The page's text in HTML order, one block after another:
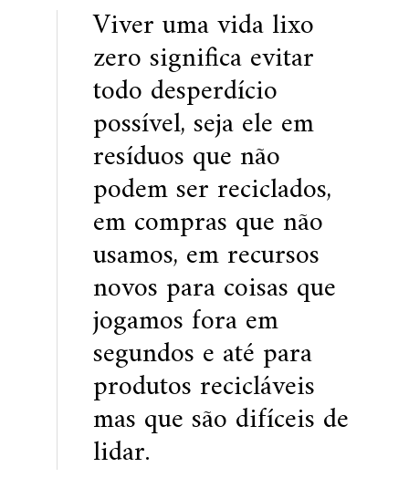
Viver uma vida lixo
zero significa evitar
todo desperdício
possível, seja ele em
resíduos que não
podem ser reciclados,
em compras que não
usamos, em recursos
novos para coisas que
jogamos fora em
segundos e até para
produtos recicláveis
mas que são difíceis de
lidar.